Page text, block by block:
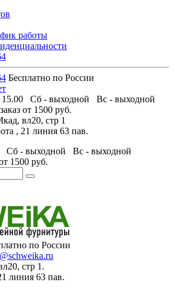
работы
Бесплатно по России
15.00 Сб - выходной Вс - выходной
от 1500 руб.
вл20, стр 1
, 21 линия 63 пав.
Сб - выходной Вс - выходной
1500 руб.
по России
стр 1.
линия 63 пав.